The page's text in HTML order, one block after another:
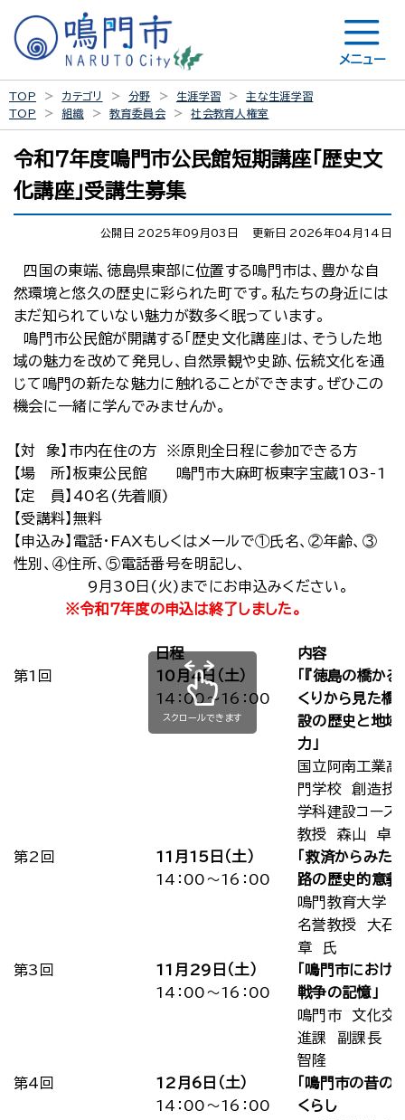
メニュー
TOP カテゴリ 分野 生涯学習
主な生涯学習
TOP
組織 教育委員会 社会教育人権室
令和７年度鳴門市公民館短期講座「歴史文
化講座」受講生募集
公開日 2025年09月03日 更新日 2026年04月14日
四国の東端、徳島県東部に位置する鳴門市は、豊かな自
然環境と悠久の歴史に彩られた町です。私たちの身近には
まだ知られていない魅力が数多く眠っています。
鳴門市公民館が開講する「歴史文化講座」は、そうした地
域の魅力を改めて発見し、自然景観や史跡、伝統文化を通
じて鳴門の新たな魅力に触れることができます。ぜひこの
機会に一緒に学んでみませんか。
【対 象】市内在住の方 ※原則全日程に参加できる方
【場 所】板東公民館 鳴門市大麻町板東字宝蔵103-1
【定 員】40名(先着順)
【受講料】無料
【申込み】電話・FAXもしくはメールで①氏名、②年齢、③
性別、④住所、⑤電話番号を明記し、
9月30日(火)までにお申込みください。
※令和７年度の申込は終了しました。
日程
内容
第1回
10月4日（土）
14：00～16：00
「『徳島の橋かる
くりから見た橋
設の歴史と地域
力」
国立阿南工業高
門学校 創造技
学科建設コース
教授 森山 卓
第2回
11月15日（土）
14：00～16：00
「救済からみた
路の歴史的意義
鳴門教育大学
名誉教授 大石
章 氏
第3回
11月29日（土）
14：00～16：00
「鳴門市におけ
戦争の記憶」
鳴門市 文化交
進課 副課長
智隆
第4回
12月6日（土）
14：00～16：00
「鳴門市の昔の
くらし
スクロールできます